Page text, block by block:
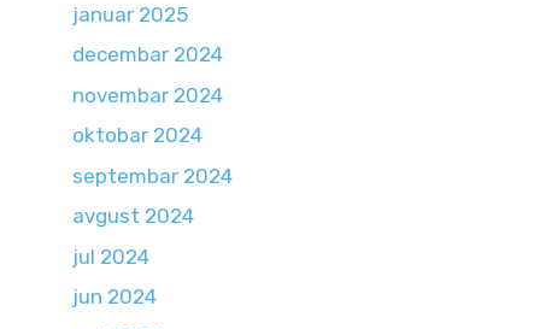
januar 2025
decembar 2024
novembar 2024
oktobar 2024
septembar 2024
avgust 2024
jul 2024
jun 2024